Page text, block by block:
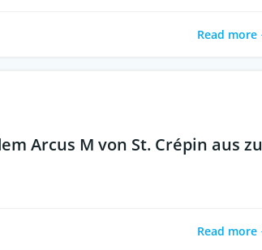
Read more
Arcus M von St. Crépin aus zu
Read more